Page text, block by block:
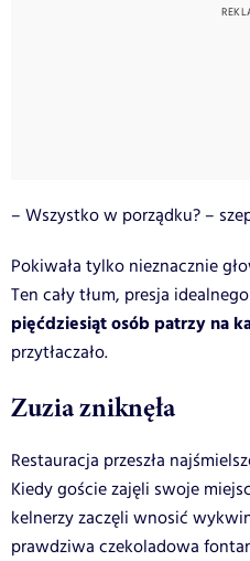
– Wszystko w porządku? –
Pokiwała tylko nieznacznie
Ten cały tłum, presja
pięćdziesiąt osób patrzy na
przytłaczało.
Zuzia zniknęła
Restauracja przeszła
Kiedy goście zajęli swoje
kelnerzy zaczęli wnosić
prawdziwa czekoladowa